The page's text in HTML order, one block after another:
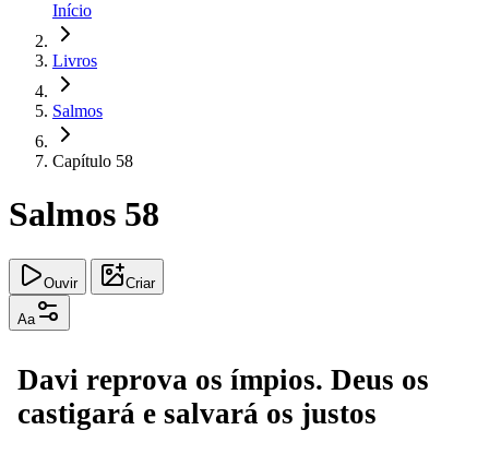
Início
Livros
Salmos
Capítulo 58
Salmos 58
Ouvir Criar
Aa
Davi reprova os ímpios. Deus os
castigará e salvará os justos